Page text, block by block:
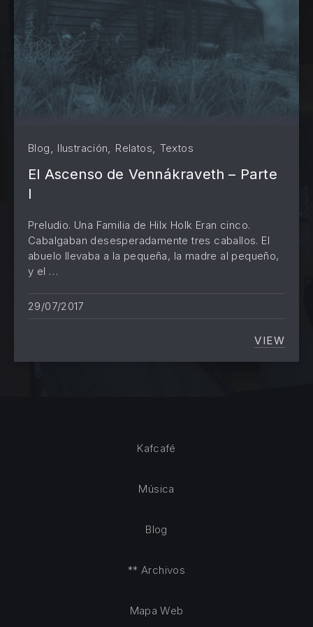
Blog, Ilustración, Relatos, Textos
El Ascenso de Vennákraveth – Parte
I
Preludio. Una Familia de Hilx Holk Eran cinco.
Cabalgaban desesperadamente tres caballos. El
abuelo llevaba a la pequeña, la madre al pequeño,
y el …
29/07/2017
VIEW
EL
Kafcafé
Música
Blog
** Archivos
Mapa Web
PREVIOUS